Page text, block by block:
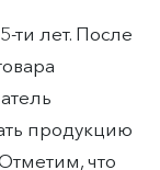
ти лет. После
продукцию
что